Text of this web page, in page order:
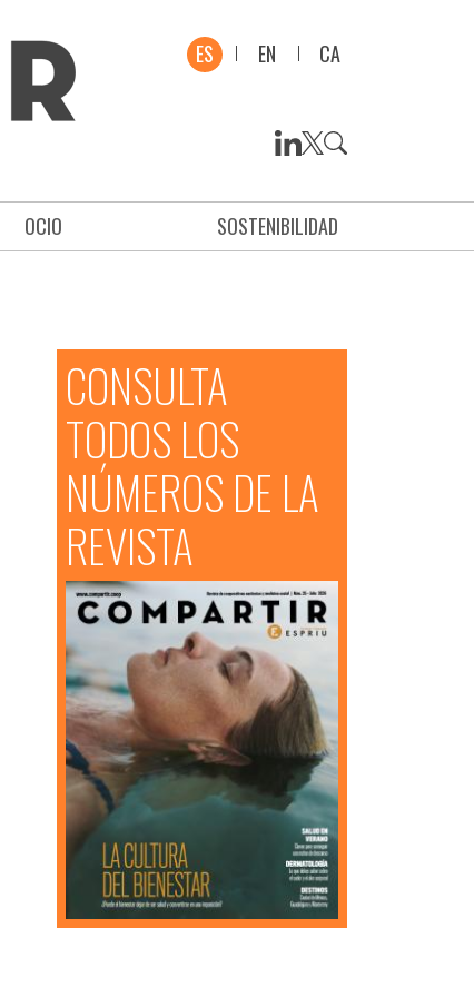
ES EN CA
OCIO SOSTENIBILIDAD
CONSULTA
TODOS LOS
NÚMEROS DE LA
REVISTA